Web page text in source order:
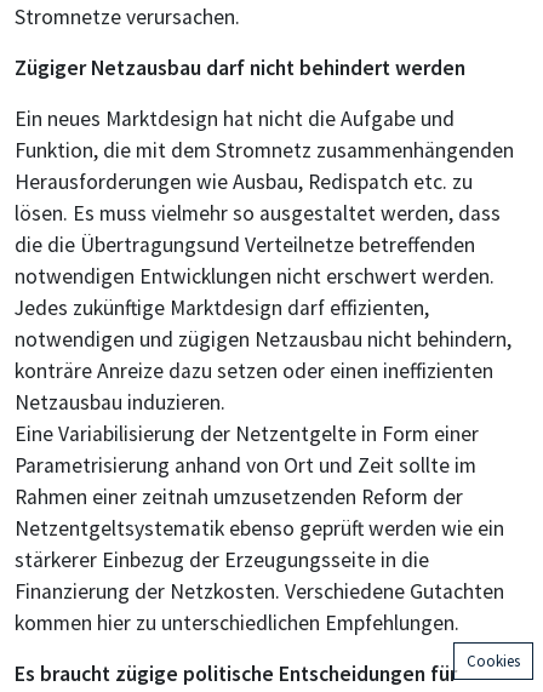
Stromnetze verursachen.
Zügiger Netzausbau darf nicht behindert werden
Ein neues Marktdesign hat nicht die Aufgabe und
Funktion, die mit dem Stromnetz zusammenhängenden
Herausforderungen wie Ausbau, Redispatch etc. zu
lösen. Es muss vielmehr so ausgestaltet werden, dass
die die Übertragungsund Verteilnetze betreffenden
notwendigen Entwicklungen nicht erschwert werden.
Jedes zukünftige Marktdesign darf effizienten,
notwendigen und zügigen Netzausbau nicht behindern,
konträre Anreize dazu setzen oder einen ineffizienten
Netzausbau induzieren.
Eine Variabilisierung der Netzentgelte in Form einer
Parametrisierung anhand von Ort und Zeit sollte im
Rahmen einer zeitnah umzusetzenden Reform der
Netzentgeltsystematik ebenso geprüft werden wie ein
stärkerer Einbezug der Erzeugungsseite in die
Finanzierung der Netzkosten. Verschiedene Gutachten
kommen hier zu unterschiedlichen Empfehlungen.
Es braucht zügige politische Entscheidungen für Cookies